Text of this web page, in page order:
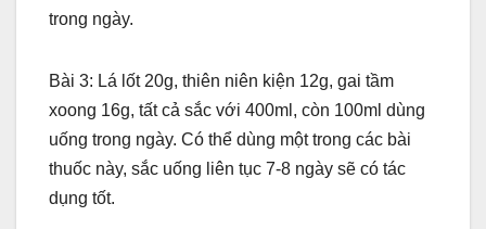
trong ngày.
Bài 3: Lá lốt 20g, thiên niên kiện 12g, gai tầm
xoong 16g, tất cả sắc với 400ml, còn 100ml dùng
uống trong ngày. Có thể dùng một trong các bài
thuốc này, sắc uống liên tục 7-8 ngày sẽ có tác
dụng tốt.